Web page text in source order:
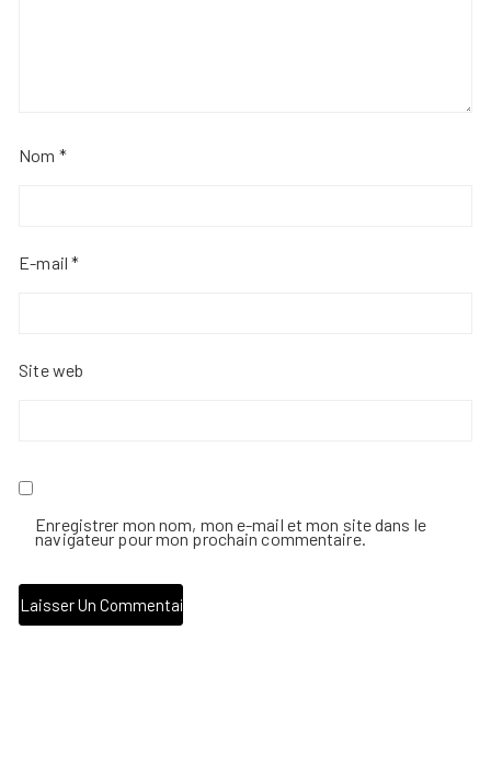
Nom *
E-mail*
Site web
Enregistrer mon nom, mon e-mail et mon site dans le
navigateur pour mon prochain commentaire.